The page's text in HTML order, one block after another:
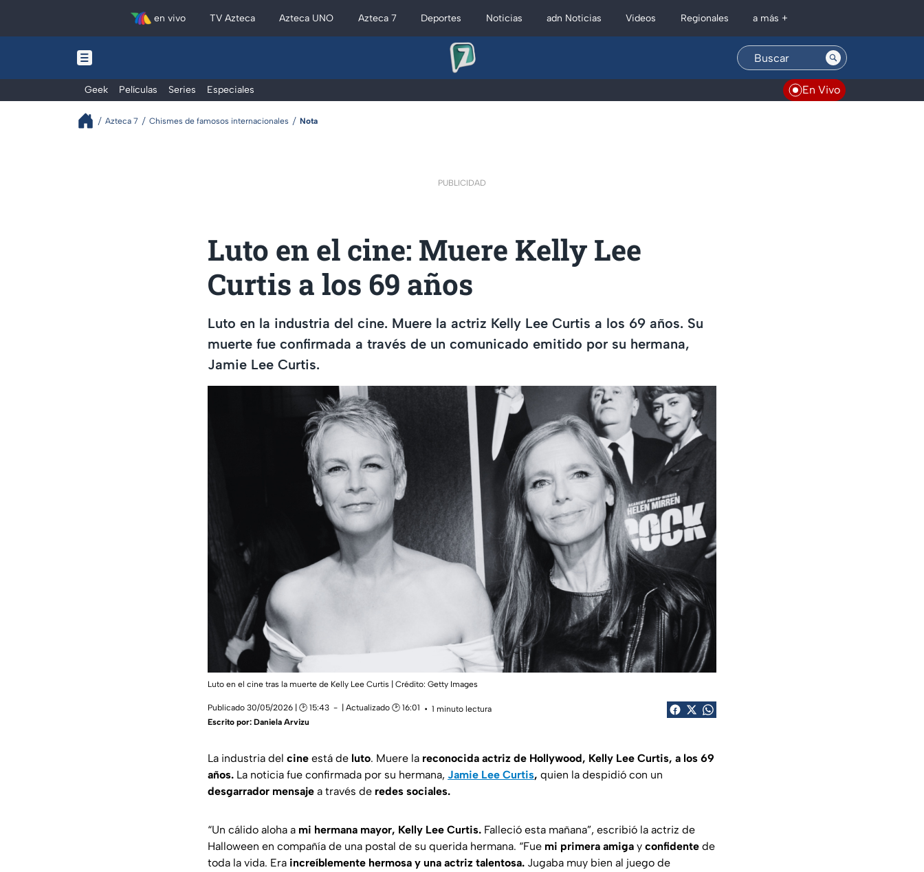
en vivo TV Azteca Azteca UNO Azteca 7 Deportes Noticias adn Noticias Videos Regionales a más +
Geek Películas Series Especiales En Vivo
Azteca 7 Chismes de famosos internacionales Nota
PUBLICIDAD
Luto en el cine: Muere Kelly Lee
Curtis a los 69 años
Luto en la industria del cine. Muere la actriz Kelly Lee Curtis a los 69 años. Su
muerte fue confirmada a través de un comunicado emitido por su hermana,
Jamie Lee Curtis.
Luto en el cine tras la muerte de Kelly Lee Curtis | Crédito: Getty Images
Publicado 30/05/2026 | 🕑 15:43 | Actualizado 🕑 16:01
1 minuto lectura
Escrito por: Daniela Arvizu
La industria del cine está de luto. Muere la reconocida actriz de Hollywood, Kelly Lee Curtis, a los 69
años. La noticia fue confirmada por su hermana, Jamie Lee Curtis, quien la despidió con un
desgarrador mensaje a través de redes sociales.
“Un cálido aloha a mi hermana mayor, Kelly Lee Curtis. Falleció esta mañana”, escribió la actriz de
Halloween en compañía de una postal de su querida hermana. “Fue mi primera amiga y confidente de
toda la vida. Era increíblemente hermosa y una actriz talentosa. Jugaba muy bien al juego de